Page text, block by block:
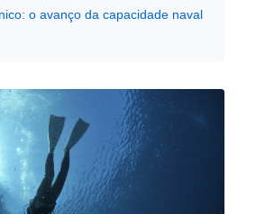
o avanço da capacidade naval